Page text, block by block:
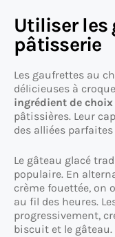
Utiliser les
pâtisserie
Les gaufrettes au
délicieuses à
ingrédient de choix
pâtissières. Leur
des alliées
Le gâteau glacé
populaire. En
crème fouettée, on
au fil des heures.
progressivement,
biscuit et le gâteau.